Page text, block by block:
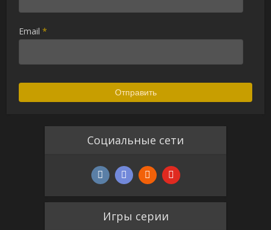
Email*
Социальные сети
Игры серии